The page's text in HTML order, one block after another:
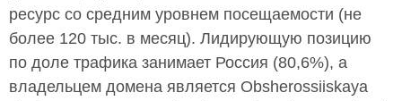
ресурс со средним уровнем посещаемости (не
более 120 тыс. в месяц). Лидирующую позицию
по доле трафика занимает Россия (80,6%), а
владельцем домена является Obsherossiiskaya